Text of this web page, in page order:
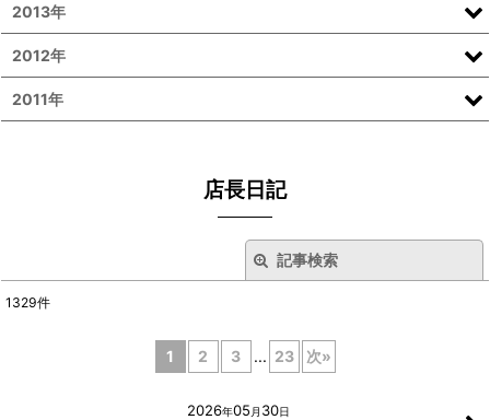
店長日記
記事検索
1329件
1 2 3 ... 23 次»
2026年05 月 30日
2013年
2012年
2011年